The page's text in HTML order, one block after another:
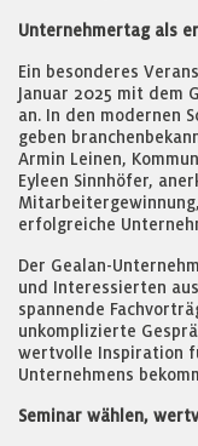
Unternehmertag als
Ein besonderes
Januar 2025 mit dem
an. In den modernen
geben
Armin Leinen,
Eyleen Sinnhöfer,
erfolgreiche
Der Gealan-
und Interessierten
spannende
unkomplizierte
wertvolle Inspiration
Unternehmens
Seminar wählen,